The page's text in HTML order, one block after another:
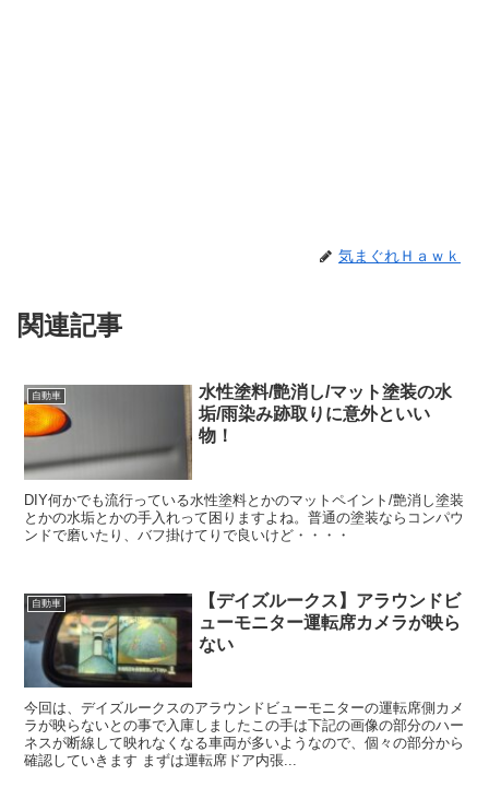
気まぐれＨａｗｋ
関連記事
自動車
水性塗料/艶消し/マット塗装の水
垢/雨染み跡取りに意外といい
物！
DIY何かでも流行っている水性塗料とかのマットペイント/艶消し塗装
とかの水垢とかの手入れって困りますよね。普通の塗装ならコンパウ
ンドで磨いたり、バフ掛けてりで良いけど・・・・
自動車
【デイズルークス】アラウンドビ
ューモニター運転席カメラが映ら
ない
今回は、デイズルークスのアラウンドビューモニターの運転席側カメ
ラが映らないとの事で入庫しましたこの手は下記の画像の部分のハー
ネスが断線して映れなくなる車両が多いようなので、個々の部分から
確認していきます まずは運転席ドア内張...